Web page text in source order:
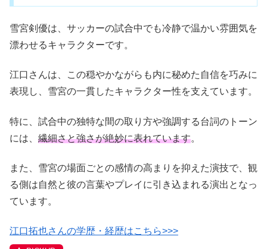
雪宮剣優は、サッカーの試合中でも冷静で温かい雰囲気を
漂わせるキャラクターです。
江口さんは、この穏やかながらも内に秘めた自信を巧みに
表現し、雪宮の一貫したキャラクター性を支えています。
特に、試合中の独特な間の取り方や強調する台詞のトーン
には、 繊細さと強さが絶妙に表れています。
また、雪宮の場面ごとの感情の高まりを抑えた演技で、観
る側は自然と彼の言葉やプレイに引き込まれる演出となっ
ています。
江口拓也さんの学歴・経歴はこちら>>>